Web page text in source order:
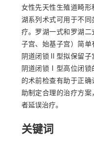
女性先天性生殖道畸
湖系列术式可用于不
疗。罗湖一式和罗湖
子宫、始基子宫）简单
阴道闭锁Ⅱ型拟保留子
阴道闭锁Ⅰ型高位闭锁
的术前检查有助于正
助制定合理的治疗方
者延误治疗。
关键词